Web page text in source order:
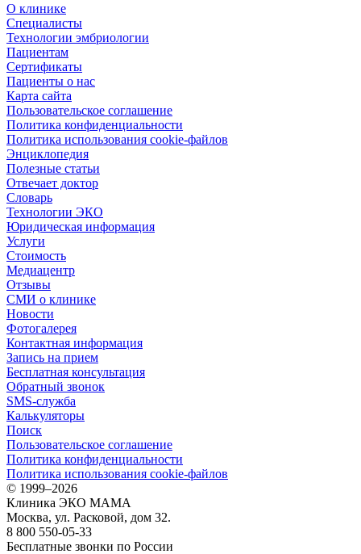
О клинике
Специалисты
Технологии эмбриологии
Пациентам
Сертификаты
Пациенты о нас
Карта сайта
Пользовательское соглашение
Политика конфиденциальности
Политика использования cookie-файлов
Энциклопедия
Полезные статьи
Отвечает доктор
Словарь
Технологии ЭКО
Юридическая информация
Услуги
Стоимость
Медиацентр
Отзывы
СМИ о клинике
Новости
Фотогалерея
Контактная информация
Запись на прием
Бесплатная консультация
Обратный звонок
SMS-служба
Калькуляторы
Поиск
Пользовательское соглашение
Политика конфиденциальности
Политика использования cookie-файлов
© 1999–2026
Клиника ЭКО МАМА
Москва, ул. Расковой, дом 32.
8 800 550-05-33
Бесплатные звонки по России